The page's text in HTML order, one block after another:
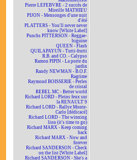
Pierre LEFEBVRE - 2 succès de
Mireille MATHIEU
PIJON - Mensonges d'une nuit
d'été
PLATTERS - You'll never never
know [White Label]
Punchs PITTERSON - Reggae-
biguine
QUEEN - Flash
QUILAPAYUN - Tutti-frutti
R.B. and CO. - Calypso
Ramon PIPIN - La porte du
jardin
Randy NEWMAN - B.O.F.
Ragtime
Raymond BOISSERIE - Perles
de cristal
REBEL MC - Better world
Richard LORD - Pleins feux sur
la RENAULT 9
Richard LORD - Rallye Monte-
Carlo [dédicacé]
Richard LORD - The winning
lion (it's time to go)
Richard MARX - Keep coming
back
Richard MARX - Now and
forever
Richard SANDERSON - Check
on the list [White Label]
Richard SANDERSON - She's a